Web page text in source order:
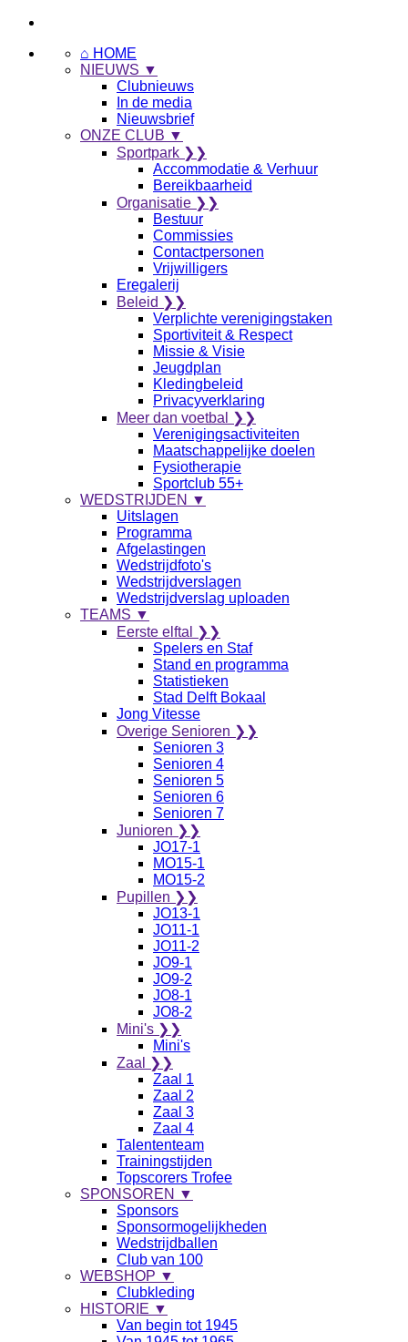
⌂ HOME
NIEUWS ▼
Clubnieuws
In de media
Nieuwsbrief
ONZE CLUB ▼
Sportpark ❯❯
Accommodatie & Verhuur
Bereikbaarheid
Organisatie ❯❯
Bestuur
Commissies
Contactpersonen
Vrijwilligers
Eregalerij
Beleid ❯❯
Verplichte verenigingstaken
Sportiviteit & Respect
Missie & Visie
Jeugdplan
Kledingbeleid
Privacyverklaring
Meer dan voetbal ❯❯
Verenigingsactiviteiten
Maatschappelijke doelen
Fysiotherapie
Sportclub 55+
WEDSTRIJDEN ▼
Uitslagen
Programma
Afgelastingen
Wedstrijdfoto's
Wedstrijdverslagen
Wedstrijdverslag uploaden
TEAMS ▼
Eerste elftal ❯❯
Spelers en Staf
Stand en programma
Statistieken
Stad Delft Bokaal
Jong Vitesse
Overige Senioren ❯❯
Senioren 3
Senioren 4
Senioren 5
Senioren 6
Senioren 7
Junioren ❯❯
JO17-1
MO15-1
MO15-2
Pupillen ❯❯
JO13-1
JO11-1
JO11-2
JO9-1
JO9-2
JO8-1
JO8-2
Mini's ❯❯
Mini's
Zaal ❯❯
Zaal 1
Zaal 2
Zaal 3
Zaal 4
Talententeam
Trainingstijden
Topscorers Trofee
SPONSOREN ▼
Sponsors
Sponsormogelijkheden
Wedstrijdballen
Club van 100
WEBSHOP ▼
Clubkleding
HISTORIE ▼
Van begin tot 1945